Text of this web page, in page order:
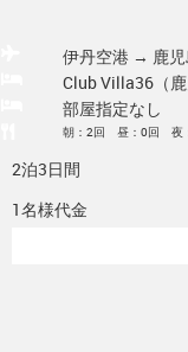
伊丹空港 → 鹿
Club Villa36（鹿
部屋指定なし
朝：2回 昼：0回 夜
2泊3日間
1名様代金